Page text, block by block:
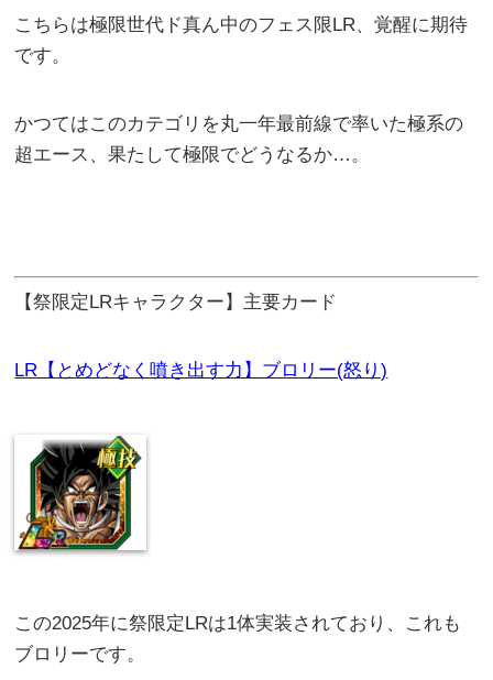
こちらは極限世代ド真ん中のフェス限LR、覚醒に期待
です。
かつてはこのカテゴリを丸一年最前線で率いた極系の
超エース、果たして極限でどうなるか…。
【祭限定LRキャラクター】主要カード
LR【とめどなく噴き出す力】ブロリー(怒り)
この2025年に祭限定LRは1体実装されており、これも
ブロリーです。